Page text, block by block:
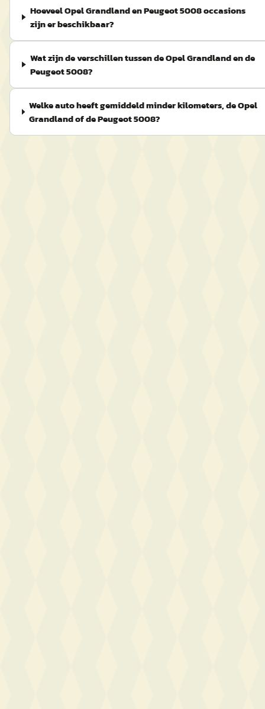
Hoeveel Opel Grandland en Peugeot 5008 occasions
zijn er beschikbaar?
Wat zijn de verschillen tussen de Opel Grandland en de
Peugeot 5008?
Welke auto heeft gemiddeld minder kilometers, de Opel
Grandland of de Peugeot 5008?